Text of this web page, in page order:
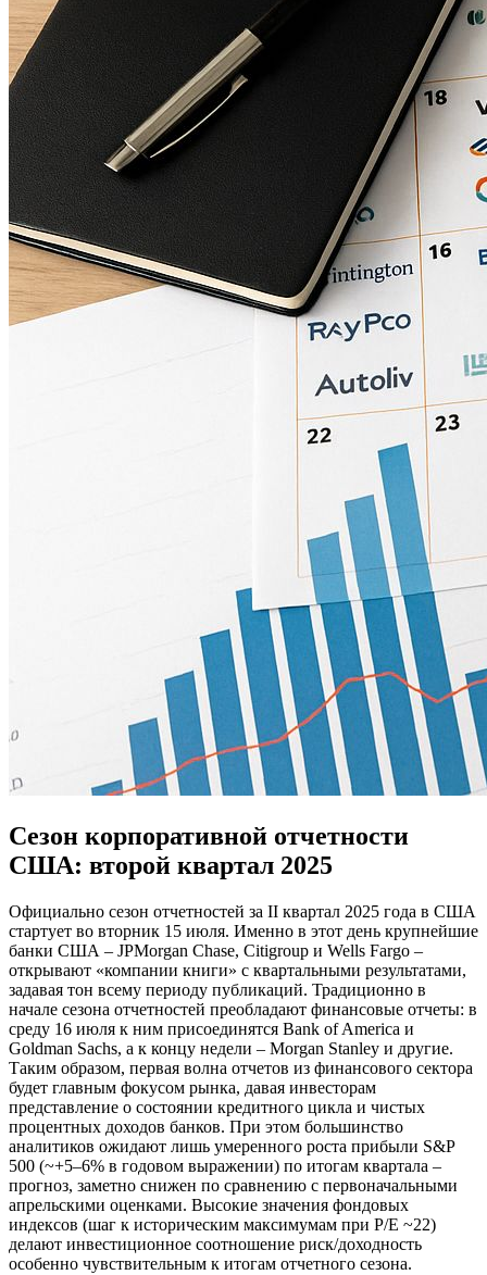
Сезон корпоративной отчетности
США: второй квартал 2025
Официально сезон отчетностей за II квартал 2025 года в США
стартует во вторник 15 июля. Именно в этот день крупнейшие
банки США – JPMorgan Chase, Citigroup и Wells Fargo –
открывают «компании книги» с квартальными результатами,
задавая тон всему периоду публикаций. Традиционно в
начале сезона отчетностей преобладают финансовые отчеты: в
среду 16 июля к ним присоединятся Bank of America и
Goldman Sachs, а к концу недели – Morgan Stanley и другие.
Таким образом, первая волна отчетов из финансового сектора
будет главным фокусом рынка, давая инвесторам
представление о состоянии кредитного цикла и чистых
процентных доходов банков. При этом большинство
аналитиков ожидают лишь умеренного роста прибыли S&P
500 (~+5–6% в годовом выражении) по итогам квартала –
прогноз, заметно снижен по сравнению с первоначальными
апрельскими оценками. Высокие значения фондовых
индексов (шаг к историческим максимумам при P/E ~22)
делают инвестиционное соотношение риск/доходность
особенно чувствительным к итогам отчетного сезона.